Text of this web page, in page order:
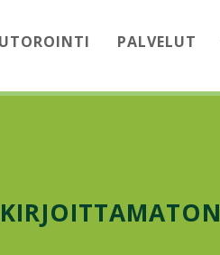
PALVELUT